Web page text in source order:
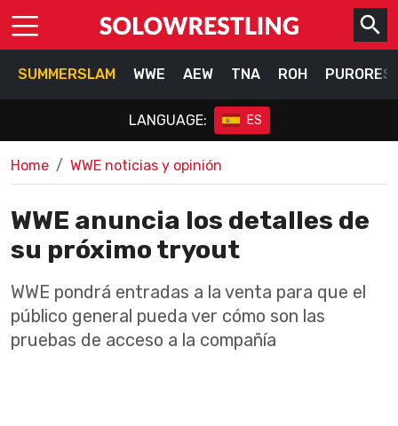
SUMMERSLAM WWE AEW TNA ROH
LANGUAGE: ES
Home WWE noticias y opinión
WWE anuncia los detalles de
su próximo tryout
WWE pondrá entradas a la venta para que el
público general pueda ver cómo son las
pruebas de acceso a la compañía